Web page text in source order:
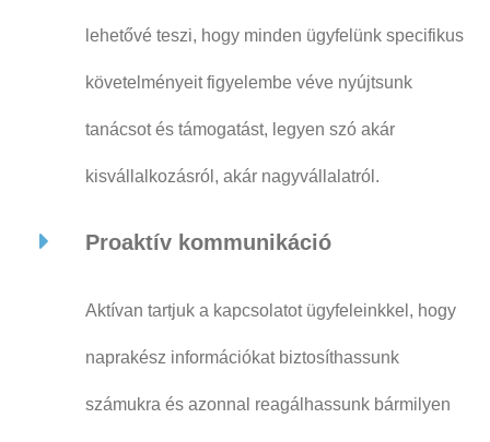
lehetővé teszi, hogy minden ügyfelünk specifikus
követelményeit figyelembe véve nyújtsunk
tanácsot és támogatást, legyen szó akár
kisvállalkozásról, akár nagyvállalatról.
Proaktív kommunikáció
Aktívan tartjuk a kapcsolatot ügyfeleinkkel, hogy
naprakész információkat biztosíthassunk
számukra és azonnal reagálhassunk bármilyen